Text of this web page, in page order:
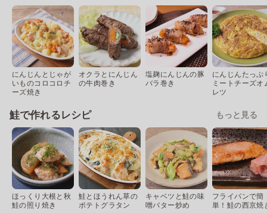
にんじんとじゃが
いものコロコロチ
ーズ焼き
オクラとにんじん
の牛肉巻き
塩麹にんじんの豚
バラ巻き
にんじんたっぷ
ミートチーズオ
レツ
鮭で作れるレシピ もっと見る
ほっくり大根と秋
鮭の照り焼き
鮭とほうれん草の
ポテトグラタン
キャベツと鮭の味
噌バター炒め
フライパンで簡
単！鮭の西京焼